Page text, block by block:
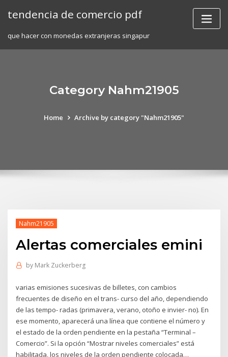
tendencia de comercio pdf
que hacer con monedas extranjeras singapur
Category Nahm21905
Home Archive by category "Nahm21905"
Nahm21905
Alertas comerciales emini
by Mark Zuckerberg
varias emisiones sucesivas de billetes, con cambios
frecuentes de diseño en el trans- curso del año, dependiendo
de las tempo- radas (primavera, verano, otoño e invier- no). En
ese momento, aparecerá una línea que contiene el número y
el estado de la orden pendiente en la pestaña “Terminal –
Comercio”. Si la opción “Mostrar niveles comerciales” está
habilitada, los niveles de la orden pendiente colocada…